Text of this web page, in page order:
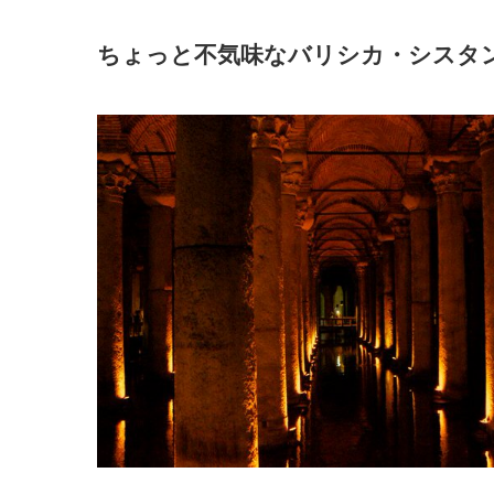
ちょっと不気味なバリシカ・シスタ